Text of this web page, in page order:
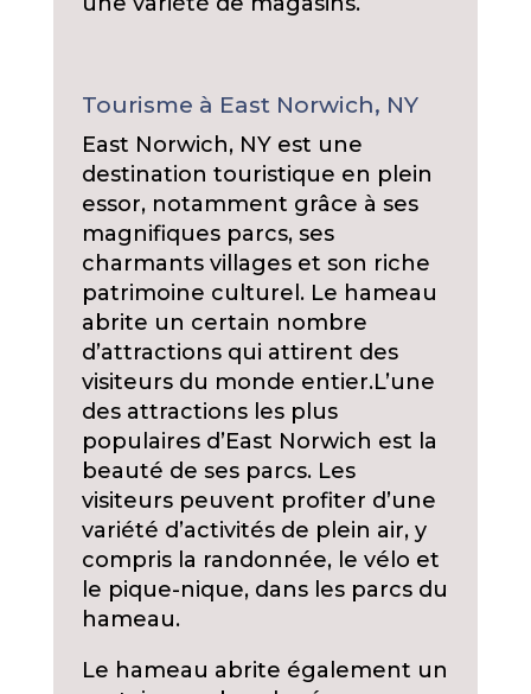
Tourisme à East Norwich, NY
East Norwich, NY est une
destination touristique en plein
essor, notamment grâce à ses
magnifiques parcs, ses
charmants villages et son riche
patrimoine culturel. Le hameau
abrite un certain nombre
d’attractions qui attirent des
visiteurs du monde entier.L’une
des attractions les plus
populaires d’East Norwich est la
beauté de ses parcs. Les
visiteurs peuvent profiter d’une
variété d’activités de plein air, y
compris la randonnée, le vélo et
le pique-nique, dans les parcs du
hameau.
Le hameau abrite également un